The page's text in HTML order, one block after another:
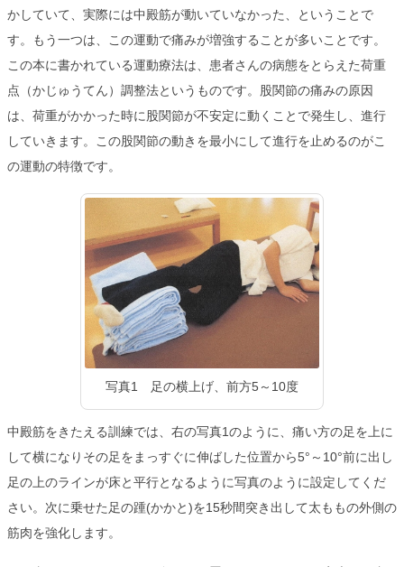
かしていて、実際には中殿筋が動いていなかった、ということで
す。もう一つは、この運動で痛みが増強することが多いことです。
この本に書かれている運動療法は、患者さんの病態をとらえた荷重
点（かじゅうてん）調整法というものです。股関節の痛みの原因
は、荷重がかかった時に股関節が不安定に動くことで発生し、進行
していきます。この股関節の動きを最小にして進行を止めるのがこ
の運動の特徴です。
写真1 足の横上げ、前方5～10度
中殿筋をきたえる訓練では、右の写真1のように、痛い方の足を上に
して横になりその足をまっすぐに伸ばした位置から5°～10°前に出し
足の上のラインが床と平行となるように写真のように設定してくだ
さい。次に乗せた足の踵(かかと)を15秒間突き出して太ももの外側の
筋肉を強化します。